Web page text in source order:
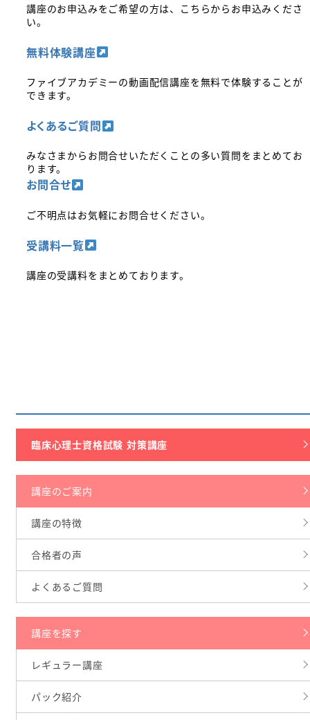
講座のお申込みをご希望の方は、こちらからお申込みくださ
い。
無料体験講座
ファイブアカデミーの動画配信講座を無料で体験することが
できます。
よくあるご質問
みなさまからお問合せいただくことの多い質問をまとめてお
ります。
お問合せ
ご不明点はお気軽にお問合せください。
受講料一覧
講座の受講料をまとめております。
臨床心理士資格試験 対策講座
講座のご案内
講座の特徴
合格者の声
よくあるご質問
講座を探す
レギュラー講座
パック紹介